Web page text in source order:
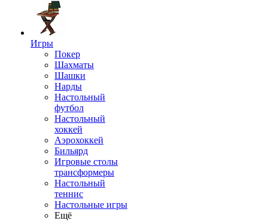
Игры
Покер
Шахматы
Шашки
Нарды
Настольный
футбол
Настольный
хоккей
Аэрохоккей
Бильярд
Игровые столы
трансформеры
Настольный
теннис
Настольные игры
Ещё